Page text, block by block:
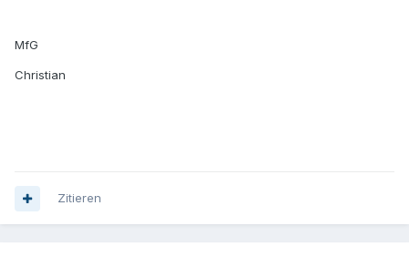
MfG
Christian
Zitieren